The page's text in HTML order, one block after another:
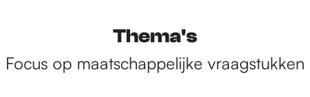
Thema's
Focus op maatschappelijke vraagstukken